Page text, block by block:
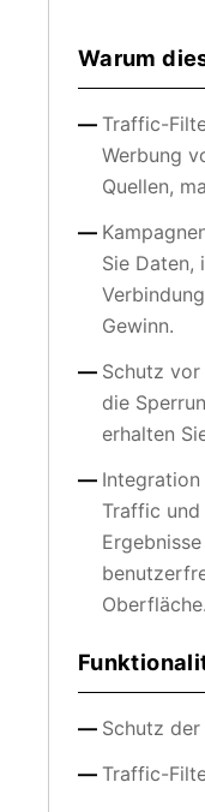
Warum
Traffic-
Werbung
Quellen,
Sie Daten,
Gewinn.
Schutz vor
die
erhalten
Traffic und
Oberfläche.
Schutz
Traffic-